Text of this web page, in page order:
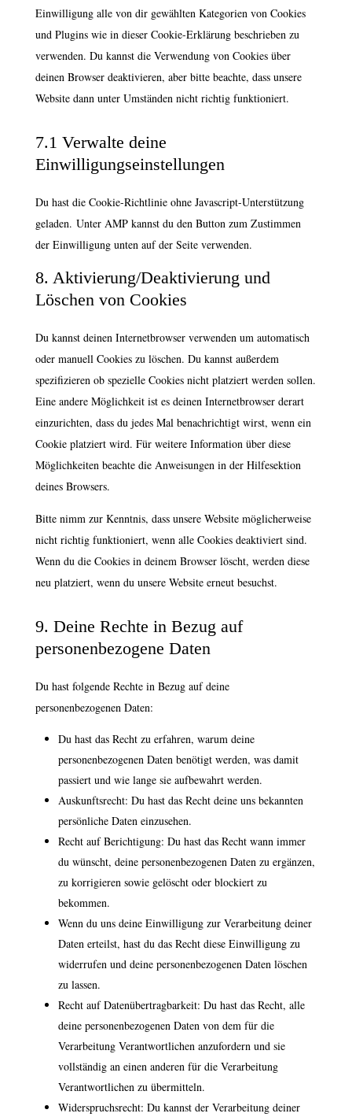
Einwilligung alle von dir gewählten Kategorien von Cookies
und Plugins wie in dieser Cookie-Erklärung beschrieben zu
verwenden. Du kannst die Verwendung von Cookies über
deinen Browser deaktivieren, aber bitte beachte, dass unsere
Website dann unter Umständen nicht richtig funktioniert.
7.1 Verwalte deine
Einwilligungseinstellungen
Du hast die Cookie-Richtlinie ohne Javascript-Unterstützung
geladen. Unter AMP kannst du den Button zum Zustimmen
der Einwilligung unten auf der Seite verwenden.
8. Aktivierung/Deaktivierung und
Löschen von Cookies
Du kannst deinen Internetbrowser verwenden um automatisch
oder manuell Cookies zu löschen. Du kannst außerdem
spezifizieren ob spezielle Cookies nicht platziert werden sollen.
Eine andere Möglichkeit ist es deinen Internetbrowser derart
einzurichten, dass du jedes Mal benachrichtigt wirst, wenn ein
Cookie platziert wird. Für weitere Information über diese
Möglichkeiten beachte die Anweisungen in der Hilfesektion
deines Browsers.
Bitte nimm zur Kenntnis, dass unsere Website möglicherweise
nicht richtig funktioniert, wenn alle Cookies deaktiviert sind.
Wenn du die Cookies in deinem Browser löscht, werden diese
neu platziert, wenn du unsere Website erneut besuchst.
9. Deine Rechte in Bezug auf
personenbezogene Daten
Du hast folgende Rechte in Bezug auf deine
personenbezogenen Daten:
Du hast das Recht zu erfahren, warum deine
personenbezogenen Daten benötigt werden, was damit
passiert und wie lange sie aufbewahrt werden.
Auskunftsrecht: Du hast das Recht deine uns bekannten
persönliche Daten einzusehen.
Recht auf Berichtigung: Du hast das Recht wann immer
du wünscht, deine personenbezogenen Daten zu ergänzen,
zu korrigieren sowie gelöscht oder blockiert zu
bekommen.
Wenn du uns deine Einwilligung zur Verarbeitung deiner
Daten erteilst, hast du das Recht diese Einwilligung zu
widerrufen und deine personenbezogenen Daten löschen
zu lassen.
Recht auf Datenübertragbarkeit: Du hast das Recht, alle
deine personenbezogenen Daten von dem für die
Verarbeitung Verantwortlichen anzufordern und sie
vollständig an einen anderen für die Verarbeitung
Verantwortlichen zu übermitteln.
Widerspruchsrecht: Du kannst der Verarbeitung deiner